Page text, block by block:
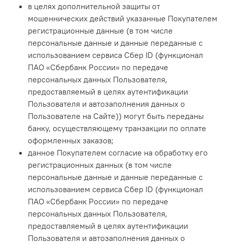
в целях дополнительной защиты от
мошеннических действий указанные Покупателем
регистрационные данные (в том числе
персональные данные и данные переданные с
использованием сервиса Сбер ID (функционал
ПАО «Сбербанк России» по передаче
персональных данных Пользователя,
предоставляемый в целях аутентификации
Пользователя и автозаполнения данных о
Пользователе на Сайте)) могут быть переданы
банку, осуществляющему транзакции по оплате
оформленных заказов;
данное Покупателем согласие на обработку его
регистрационных данных (в том числе
персональные данные и данные переданные с
использованием сервиса Сбер ID (функционал
ПАО «Сбербанк России» по передаче
персональных данных Пользователя,
предоставляемый в целях аутентификации
Пользователя и автозаполнения данных о